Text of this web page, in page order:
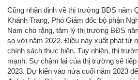
Cũng nhận định về thị trường BĐS năm
Khánh Trang, Phó Giám đốc bộ phận
Nam cho rằng, tâm lý thị trường BĐS
so với năm 2022. Điều này xuất phát từ
chính sách thực hiện. Tuy nhiên, thị
mạnh. Sự chậm lại của thị trường sẽ
2023. Dự kiến ​​vào nửa cuối năm 2023